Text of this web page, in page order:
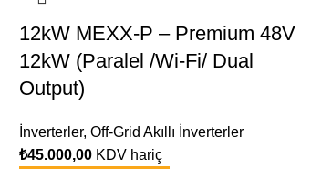
12kW MEXX-P – Premium 48V
12kW (Paralel /Wi-Fi/ Dual
Output)
İnverterler, Off-Grid Akıllı İnverterler
₺45.000,00KDV hariç